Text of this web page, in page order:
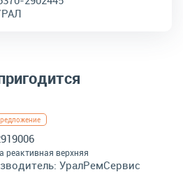
реактивная верхняя
УралРемСервис